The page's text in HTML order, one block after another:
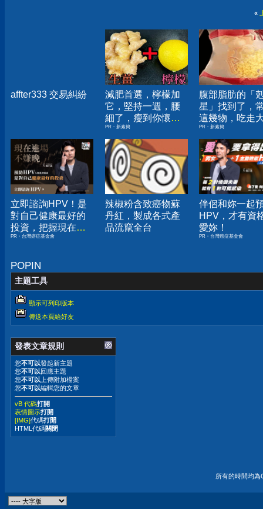
«
affter333 交易糾紛
減肥首選，檸檬加
它，堅持一週，腰
細了，瘦到你懷疑
人生
PR・新素簡
腹部脂肪的「
星」找到了，
這幾物，吃走
囊，瘦出小蠻
PR・新素簡
立即諮詢HPV！是
對自己健康最好的
投資，把握現在不
嫌晚！
PR・台灣癌症基金會
辣椒粉含致癌物蘇
丹紅，製成各式產
品流竄全台
伴侶和妳一起
HPV，才有資
愛妳！
PR・台灣癌症基金會
POPIN
主題工具
顯示可列印版本
傳送本頁給好友
發表文章規則
您不可以發起新主題
您不可以 回應主題
您不可以 上傳附加檔案
您不可以編輯您的文章
vB 代碼打開
表情圖示打開
[IMG]代碼打開
HTML代碼關閉
所有的時間均為